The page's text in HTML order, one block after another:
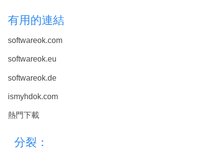
有用的連結
softwareok.com
softwareok.eu
softwareok.de
ismyhdok.com
熱門下載
分裂：